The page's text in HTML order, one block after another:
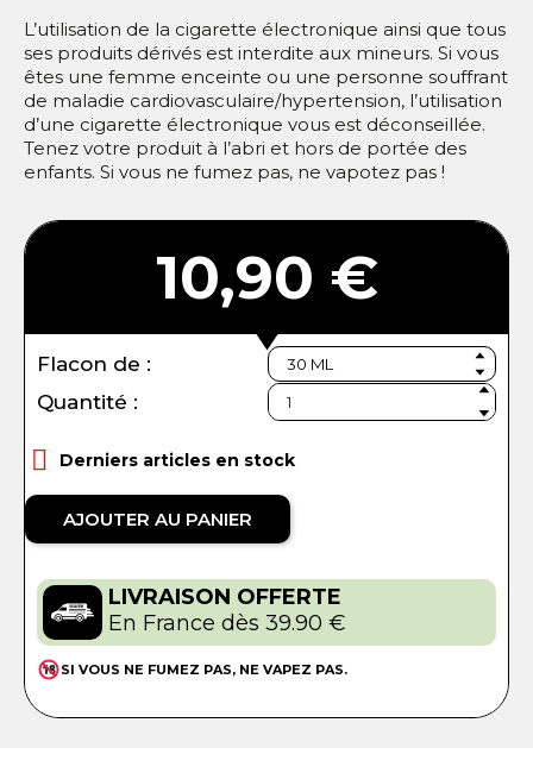
L’utilisation de la cigarette électronique ainsi que tous
ses produits dérivés est interdite aux mineurs. Si vous
êtes une femme enceinte ou une personne souffrant
de maladie cardiovasculaire/hypertension, l’utilisation
d’une cigarette électronique vous est déconseillée.
Tenez votre produit à l’abri et hors de portée des
enfants. Si vous ne fumez pas, ne vapotez pas !
10,90 €
Flacon de :
Quantité :
 Derniers articles en stock
AJOUTER AU PANIER
LIVRAISON OFFERTE
En France dès 39.90 €
SI VOUS NE FUMEZ PAS, NE VAPEZ PAS.